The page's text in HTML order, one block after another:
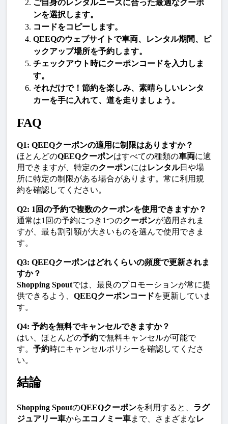
ご自身のレンタルニーズに合った最適なクーポ
ンを選択します。
コードをコピーします。
QEEQのウェブサイトで車両、 レンタル期間、ピ
ックアップ場所を予約します。
チェックアウト時にクーポンコードを入力しま
す。
それだけで！節約を楽しみ、素晴らしいレンタ
カーを手に入れて、道を走りましょう。
FAQ
Q1: QEEQクーポンの適用に制限はありますか？
ほとんどのQEEQクーポンはすべての種類の車両に適
用できますが、特定のクーポンにはレンタル日や場
所に特定の制限がある場合があります。常に利用規
約を確認してください。
Q2: 1回の予約で複数のクーポンを使用できますか？
通常は1回の予約につき1つのクーポンが適用されま
すが、最も割引額が大きいものを選んで使用できま
す。
Q3: QEEQクーポンはどれくらいの頻度で更新されま
すか？
Shopping Spoutでは、最良のプロモーションが常に提
供できるよう、 QEEQクーポンコードを更新していま
す。
Q4: 予約を無料でキャンセルできますか？
はい、ほとんどの予約で無料キャンセルが可能で
す。 予約時にキャンセルポリシーを確認してくださ
い。
結論
Shopping SpoutのQEEQクーポンを利用すると、 ラグ
ジュアリー車からエコノミー車まで、さまざまなレ